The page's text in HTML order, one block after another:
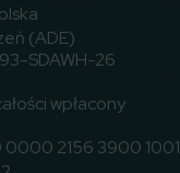
(ADE)
SDAWH-26
wpłacony
0000 2156 3900 1001